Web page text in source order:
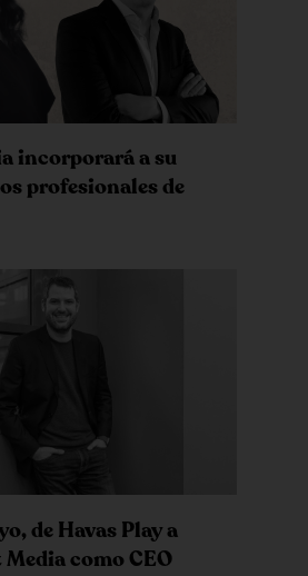
incorporará a su
profesionales de
de Havas Play a
como CEO